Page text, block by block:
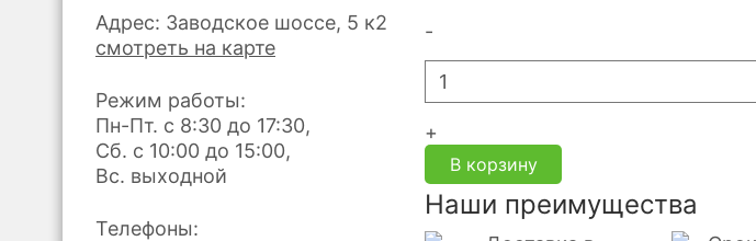
Адрес: Заводское шоссе, 5 к2
смотреть на карте
Режим работы:
Пн-Пт. с 8:30 до 17:30,
Сб. с 10:00 до 15:00,
Вс. выходной
Телефоны:
-
+
В корзину
Наши преимущества